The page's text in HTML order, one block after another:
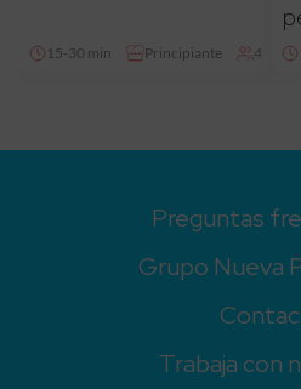
15-30 min Principiante 4
Preguntas
Grupo Nueva
Trabaja con